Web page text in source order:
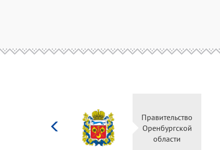
Министерство
культуры
Российской
федерации